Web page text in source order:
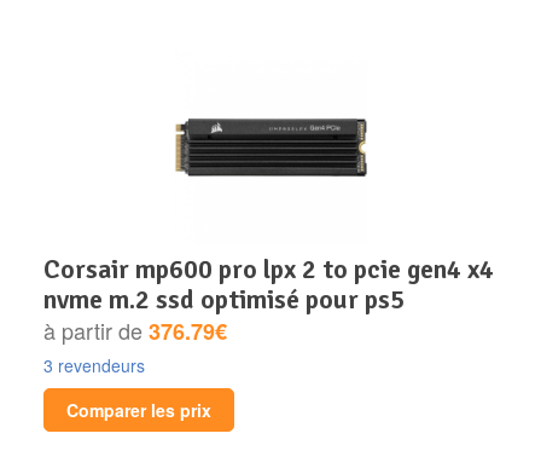
corsair mp600 pro lpx 2 to pcie gen4 x4
nvme m.2 ssd optimisé pour ps5
à partir de376.79€
3 revendeurs
Comparer les prix